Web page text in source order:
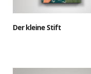
Der kleine Stift